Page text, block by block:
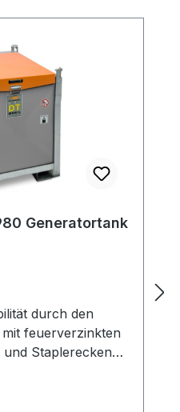
Generatortank
durch den
feuerverzinkten
Staplerecken